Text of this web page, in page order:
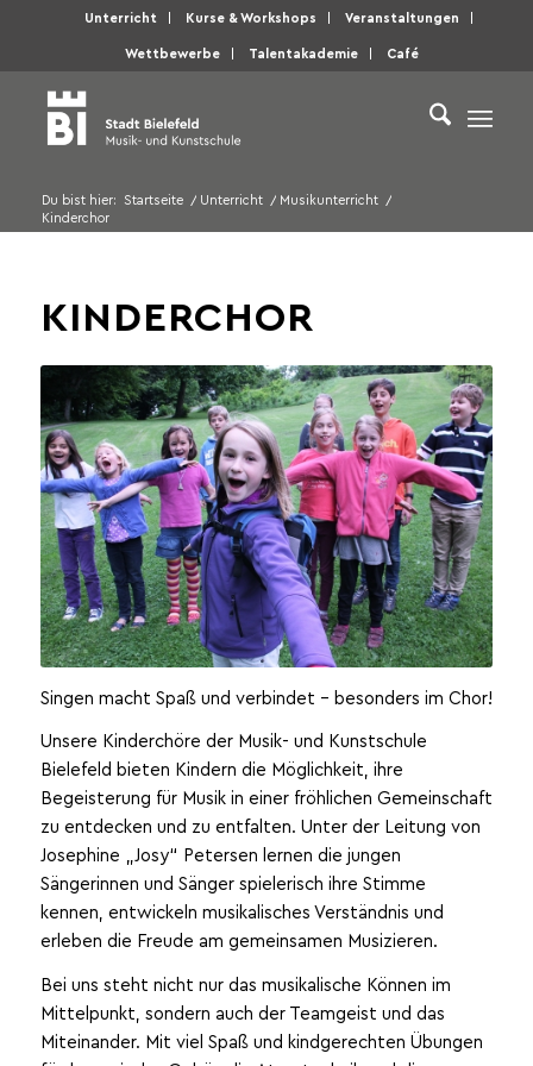
Unterricht Kurse & Workshops Veranstaltungen
Wettbewerbe Talentakademie Café
Du bist hier: Startseite / Unterricht / Musikunterricht /
Kinderchor
KINDERCHOR
Singen macht Spaß und verbindet – besonders im Chor!
Unsere Kinderchöre der Musik- und Kunstschule
Bielefeld bieten Kindern die Möglichkeit, ihre
Begeisterung für Musik in einer fröhlichen Gemeinschaft
zu entdecken und zu entfalten. Unter der Leitung von
Josephine „Josy“ Petersen lernen die jungen
Sängerinnen und Sänger spielerisch ihre Stimme
kennen, entwickeln musikalisches Verständnis und
erleben die Freude am gemeinsamen Musizieren.
Bei uns steht nicht nur das musikalische Können im
Mittelpunkt, sondern auch der Teamgeist und das
Miteinander. Mit viel Spaß und kindgerechten Übungen